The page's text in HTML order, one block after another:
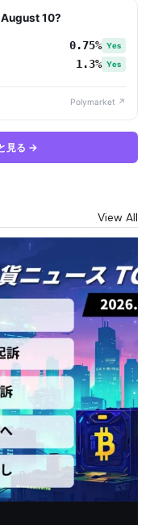
10?
0.75% Yes
1.3% Yes
Polymarket ↗
見る →
View All